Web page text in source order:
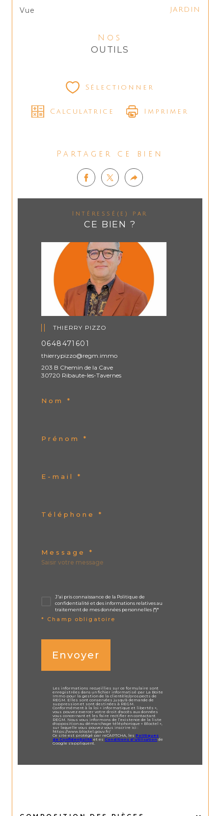
Vue JARDIN
Nos
OUTILS
Sélectionner
Calculatrice Imprimer
Partager ce bien
Intéressé(e) par
CE BIEN ?
THIERRY PIZZO
0648471601
thierrypizzo@regm.immo
203 B Chemin de la Cave
30720 Ribaute-les-Tavernes
Nom *
Prénom *
E-mail *
Téléphone *
Message *
J'ai pris connaissance de la Politique de
confidentialité et des informations relatives au
traitement de mes données personnelles (*)*
* Champ obligatoire
Envoyer
Les informations recueillies sur ce formulaire sont
enregistrées dans un fichier informatisé par La Boite
Immo pour la gestion de la clientèle/prospects de
REGM. Elles sont conservées jusqu'à demande de
suppression et sont destinées à REGM.
Conformément à la loi « informatique et libertés »,
vous pouvez exercer votre droit d'accès aux données
vous concernant et les faire rectifier en contactant
REGM. Nous vous informons de l’existence de la liste
d'opposition au démarchage téléphonique « Bloctel »,
sur laquelle vous pouvez vous inscrire ici :
https://www.bloctel.gouv.fr/
Ce site est protégé par reCAPTCHA, lesPolitiques
de Confidentialité et es Conditions d'utilisationde
Google s'appliquent.